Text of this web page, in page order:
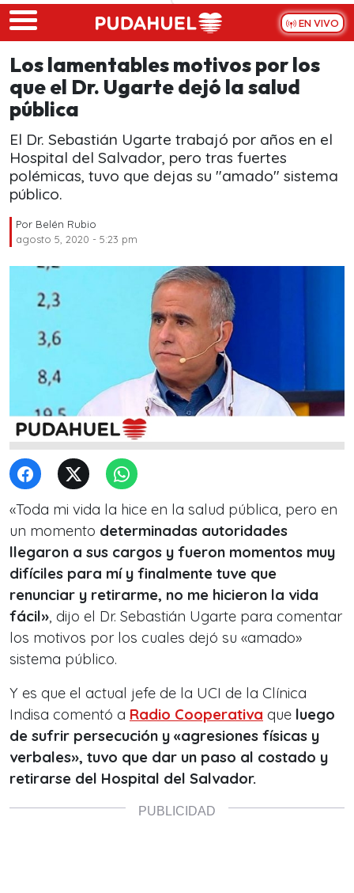
Skip to main content
EN VIVO
Los lamentables motivos por los
que el Dr. Ugarte dejó la salud
pública
El Dr. Sebastián Ugarte trabajó por años en el
Hospital del Salvador, pero tras fuertes
polémicas, tuvo que dejas su "amado" sistema
público.
Por Belén Rubio
agosto 5, 2020 - 5:23 pm
«Toda mi vida la hice en la salud pública, pero en
un momento determinadas autoridades
llegaron a sus cargos y fueron momentos muy
difíciles para mí y finalmente tuve que
renunciar y retirarme, no me hicieron la vida
fácil», dijo el Dr. Sebastián Ugarte para comentar
los motivos por los cuales dejó su «amado»
sistema público.
Y es que el actual jefe de la UCI de la Clínica
Indisa comentó a Radio Cooperativa que luego
de sufrir persecución y «agresiones físicas y
verbales», tuvo que dar un paso al costado y
retirarse del Hospital del Salvador.